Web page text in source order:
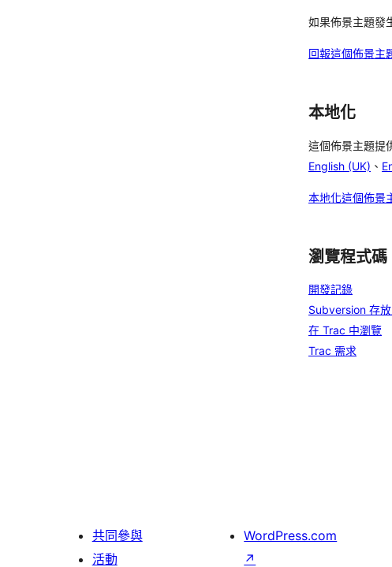
如果佈景主題發
回報這個佈景主
本地化
這個佈景主題提
English (UK) 、
本地化這個佈景
瀏覽程式碼
開發記錄
Subversion 存
在 Trac 中瀏覽
Trac 需求
共同參與
活動
WordPress.com
↗